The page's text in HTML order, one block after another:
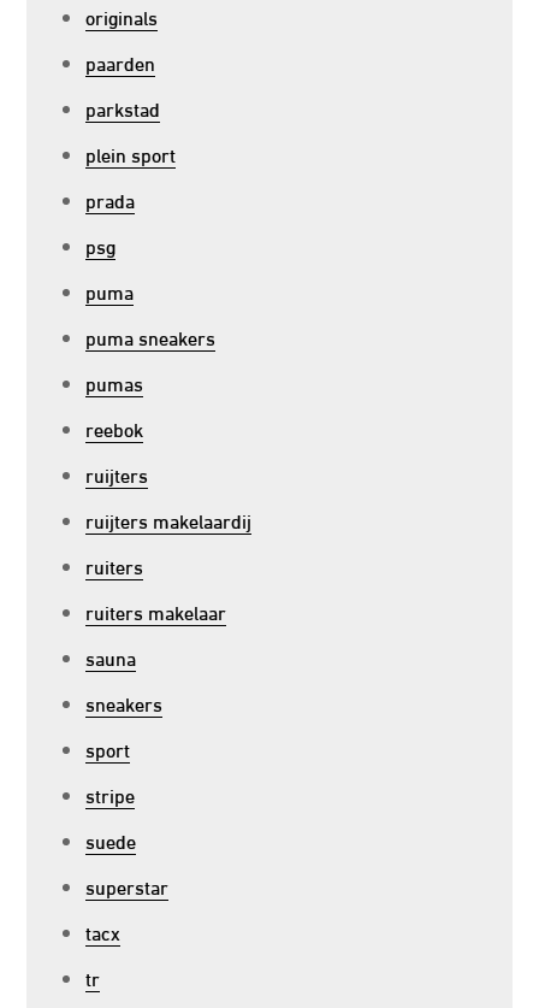
originals
paarden
parkstad
plein sport
prada
psg
puma
puma sneakers
pumas
reebok
ruijters
ruijters makelaardij
ruiters
ruiters makelaar
sauna
sneakers
sport
stripe
suede
superstar
tacx
tr